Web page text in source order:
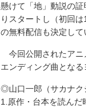
懸けて「地」動説の
りスタートし（初回
の無料配信も決定して
今回公開されたアニ
エンディング曲とな
◎山口一郎（サカナク
1.原作・台本を読んだ